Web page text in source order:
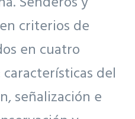
criterios de
en cuatro
del
señalización e